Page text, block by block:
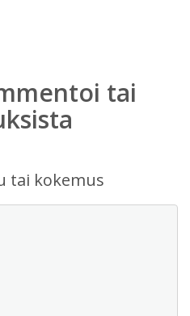
tai
tai kokemus